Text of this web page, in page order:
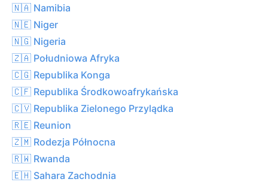
🇳🇦 Namibia
🇳🇪 Niger
🇳🇬 Nigeria
🇿🇦 Południowa Afryka
🇨🇬 Republika Konga
🇨🇫 Republika Środkowoafrykańska
🇨🇻 Republika Zielonego Przylądka
🇷🇪 Reunion
🇿🇲 Rodezja Północna
🇷🇼 Rwanda
🇪🇭 Sahara Zachodnia